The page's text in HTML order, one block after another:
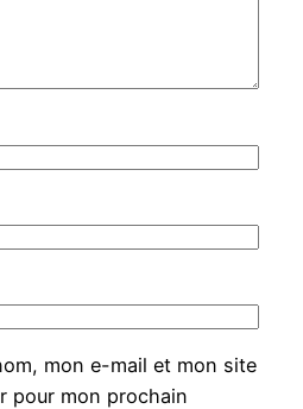
mon e-mail et mon site
pour mon prochain